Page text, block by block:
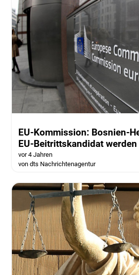
EU-Kommission: Bosnien-
EU-Beitrittskandidat werden
vor 4 Jahren
von dts Nachrichtenagentur